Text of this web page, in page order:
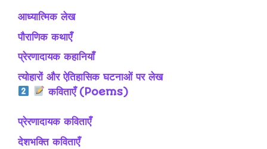
आध्यात्मिक लेख
पौराणिक कथाएँ
प्रेरणादायक कहानियाँ
त्योहारों और ऐतिहासिक घटनाओं पर लेख
कविताएँ (Poems)
प्रेरणादायक कविताएँ
देशभक्ति कविताएँ